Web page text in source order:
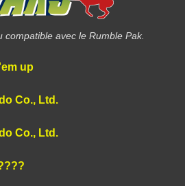
avec le Rumble Pak.
up
Co., Ltd.
Co., Ltd.